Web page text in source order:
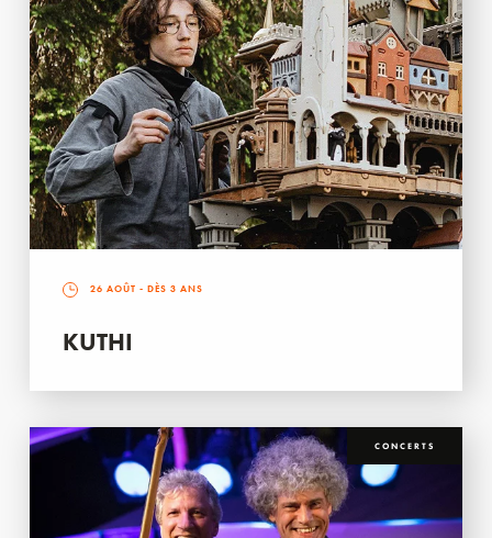
26 AOÛT - DÈS 3 ANS
KUTHI
CONCERTS